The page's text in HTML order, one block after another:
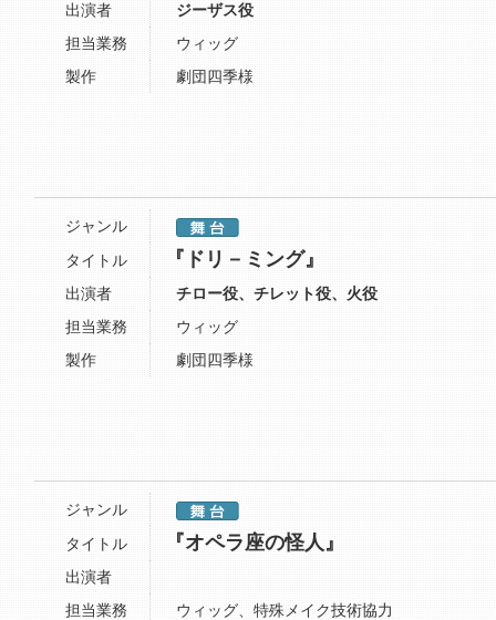
出演者
ジーザス役
担当業務
ウィッグ
製作
劇団四季様
ジャンル
タイトル
『ドリ－ミング』
出演者
チロー役、チレット役、火役
担当業務
ウィッグ
製作
劇団四季様
ジャンル
タイトル
『オペラ座の怪人』
出演者
担当業務
ウィッグ、特殊メイク技術協力